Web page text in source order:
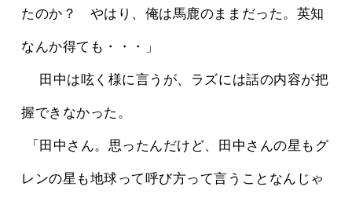
たのか？　やはり、俺は馬鹿のままだった。英知
なんか得ても・・・」
握できなかった。
レンの星も地球って呼び方って言うことなんじゃ